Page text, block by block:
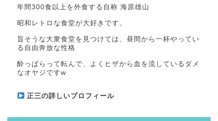
年間300食以上を外食する自称 海原雄山
昭和レトロな食堂が大好きです。
旨そうな大衆食堂を見つけては、昼間から一杯やってい
る自由奔放な性格
酔っぱらって転んで、よくヒザから血を流しているダメ
なオヤジですw
正三の詳しいプロフィール